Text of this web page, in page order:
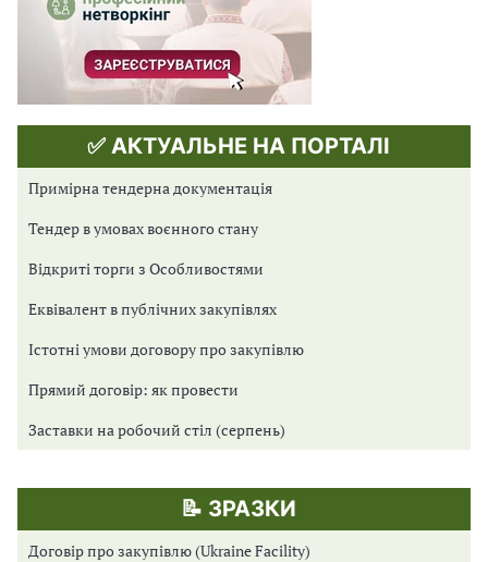
✅ АКТУАЛЬНЕ НА ПОРТАЛІ
Примірна тендерна документація
Тендер в умовах воєнного стану
Відкриті торги з Особливостями
Еквівалент в публічних закупівлях
Істотні умови договору про закупівлю
Прямий договір: як провести
Заставки на робочий стіл (серпень)
📝 ЗРАЗКИ
Договір про закупівлю (Ukraine Facility)